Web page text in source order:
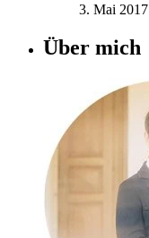
3. Mai 2017
Über mich